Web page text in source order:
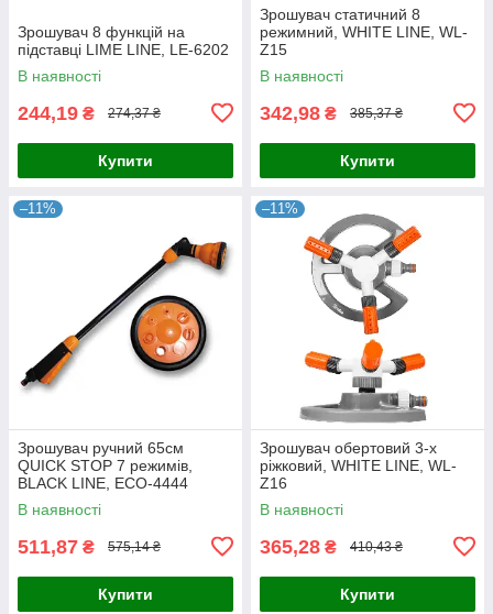
Зрошувач 8 функцій на
підставці LIME LINE, LE-6202
В наявності
244,19 ₴ 274,37 ₴
Купити
Зрошувач статичний 8
режимний, WHITE LINE, WL-
Z15
В наявності
342,98 ₴ 385,37 ₴
Купити
–11%
Зрошувач ручний 65см
QUICK STOP 7 режимів,
BLACK LINE, ECO-4444
В наявності
511,87 ₴ 575,14 ₴
Купити
–11%
Зрошувач обертовий 3-х
ріжковий, WHITE LINE, WL-
Z16
В наявності
365,28 ₴ 410,43 ₴
Купити